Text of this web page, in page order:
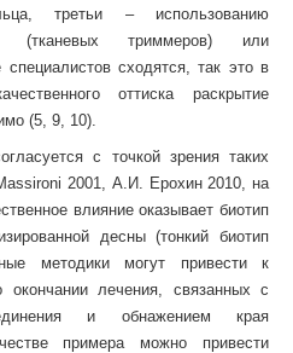
третьи – использованию
(тканевых триммеров) или
сходятся, так это в
оттиска раскрытие
(5, 9, 10).
с точкой зрения таких
2001, А.И. Ерохин 2010, на
влияние оказывает биотип
десны (тонкий биотип
методики могут привести к
окончании лечения, связанных с
и обнажением края
примера можно привести